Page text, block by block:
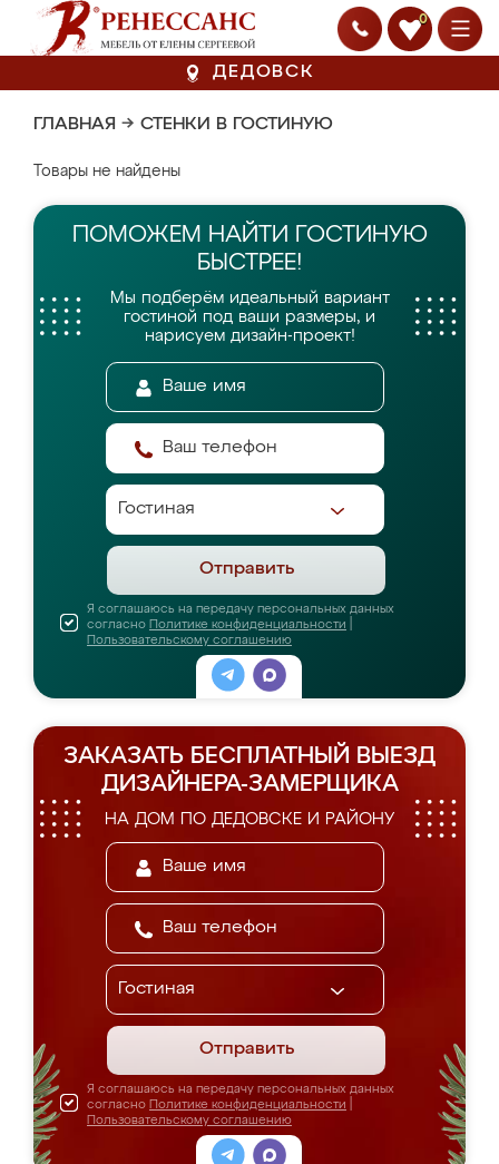
0
ДЕДОВСК
ГЛАВНАЯ → СТЕНКИ В ГОСТИНУЮ
Товары не найдены
ПОМОЖЕМ НАЙТИ
ГОСТИНУЮ
БЫСТРЕЕ!
Мы подберём идеальный вариант
гостиной под ваши размеры, и
нарисуем дизайн-проект!
Отправить
Я соглашаюсь на передачу персональных данных
согласно Политике конфиденциальности
Пользовательскому соглашению
ЗАКАЗАТЬ БЕСПЛАТНЫЙ ВЫЕЗД
ДИЗАЙНЕРА-ЗАМЕРЩИКА
НА ДОМ ПО ДЕДОВСКЕ И РАЙОНУ
Отправить
Я соглашаюсь на передачу персональных данных
согласно Политике конфиденциальности
Пользовательскому соглашению